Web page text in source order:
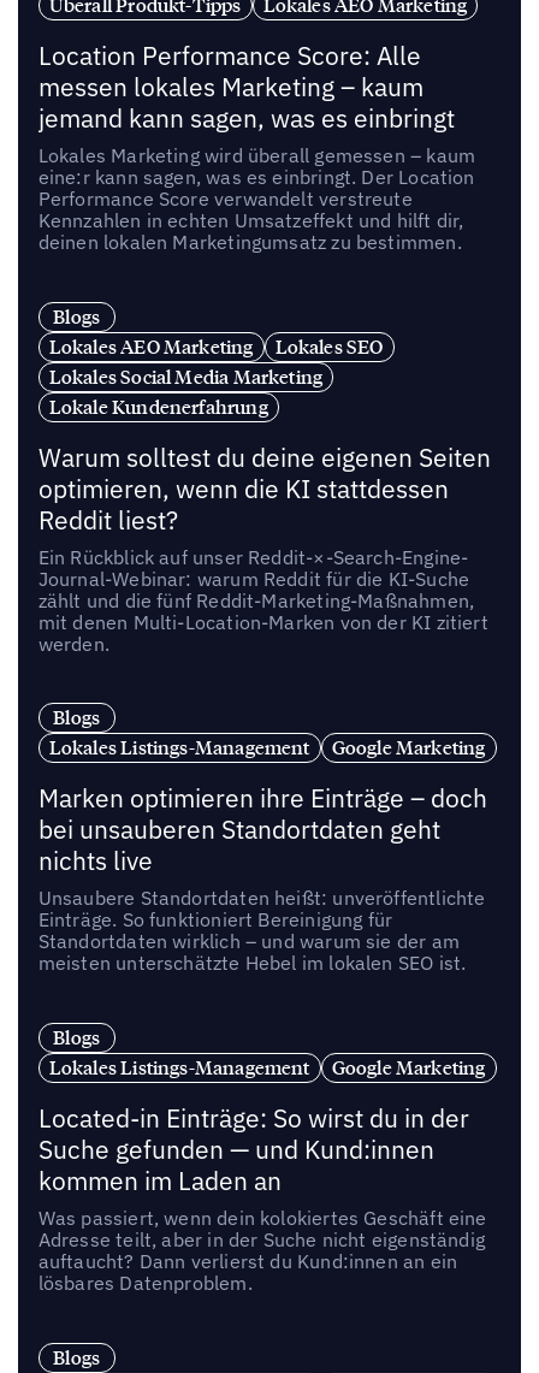
Uberall Produkt-Tipps
Lokales AEO Marketing
Location Performance Score: Alle
messen lokales Marketing – kaum
jemand kann sagen, was es einbringt
Lokales Marketing wird überall gemessen – kaum
eine:r kann sagen, was es einbringt. Der Location
Performance Score verwandelt verstreute
Kennzahlen in echten Umsatzeffekt und hilft dir,
deinen lokalen Marketingumsatz zu bestimmen.
Blogs
Lokales AEO Marketing
Lokales SEO
Lokales Social Media Marketing
Lokale Kundenerfahrung
Warum solltest du deine eigenen Seiten
optimieren, wenn die KI stattdessen
Reddit liest?
Ein Rückblick auf unser Reddit-×-Search-Engine-
Journal-Webinar: warum Reddit für die KI-Suche
zählt und die fünf Reddit-Marketing-Maßnahmen,
mit denen Multi-Location-Marken von der KI zitiert
werden.
Blogs
Lokales Listings-Management
Google Marketing
Marken optimieren ihre Einträge – doch
bei unsauberen Standortdaten geht
nichts live
Unsaubere Standortdaten heißt: unveröffentlichte
Einträge. So funktioniert Bereinigung für
Standortdaten wirklich – und warum sie der am
meisten unterschätzte Hebel im lokalen SEO ist.
Blogs
Lokales Listings-Management
Google Marketing
Located-in Einträge: So wirst du in der
Suche gefunden — und Kund:innen
kommen im Laden an
Was passiert, wenn dein kolokiertes Geschäft eine
Adresse teilt, aber in der Suche nicht eigenständig
auftaucht? Dann verlierst du Kund:innen an ein
lösbares Datenproblem.
Blogs